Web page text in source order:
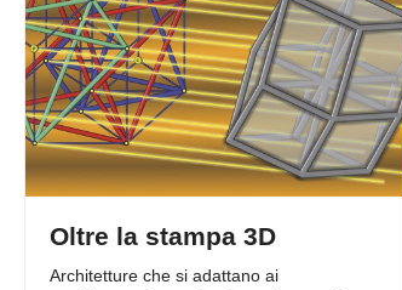
Oltre la stampa 3D
Architetture che si adattano ai